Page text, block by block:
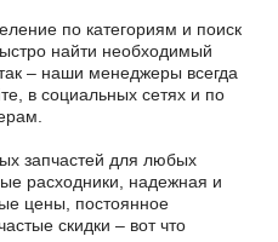
по категориям и поиск
найти необходимый
– наши менеджеры всегда
в социальных сетях и по
запчастей для любых
расходники, надежная и
цены, постоянное
скидки – вот что